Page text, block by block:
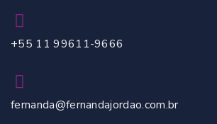
+55 11 99611-9666
fernanda@fernandajordao.com.br